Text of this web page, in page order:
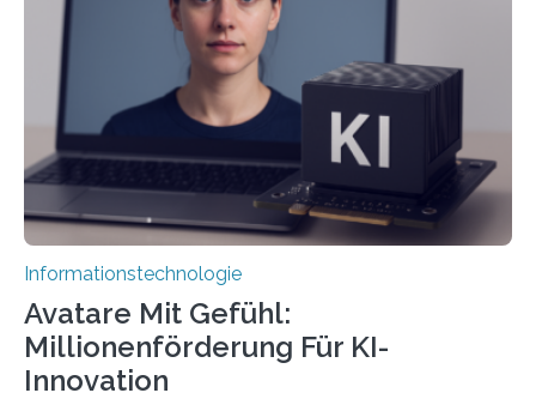
Informationstechnologie
Avatare Mit Gefühl:
Millionenförderung Für KI-
Innovation